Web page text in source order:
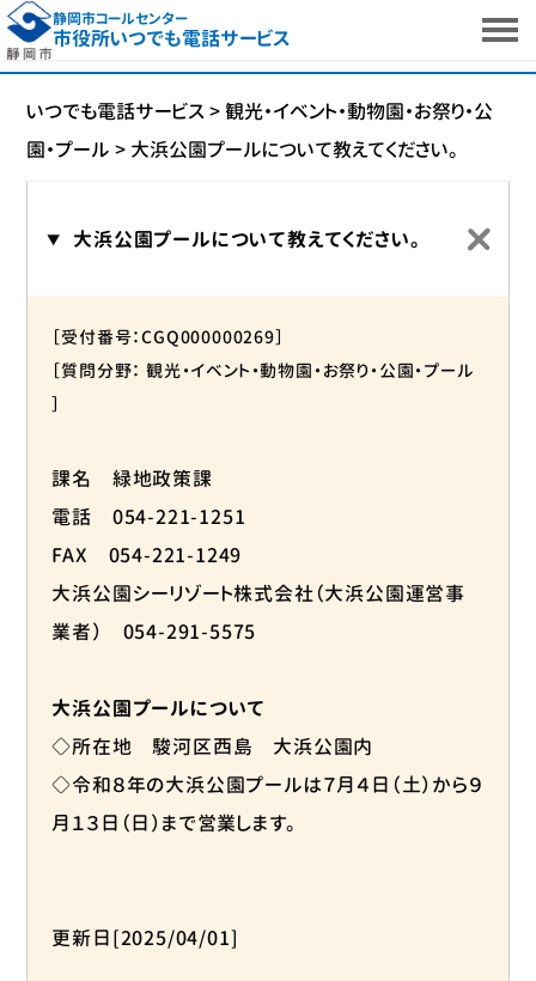
静岡市コールセンター
市役所いつでも電話サービス
いつでも電話サービス>観光・イベント・動物園・お祭り・公
園・プール > 大浜公園プールについて教えてください。
大浜公園プールについて教えてください。
［受付番号：CGQ000000269］
［質問分野： 観光・イベント・動物園・お祭り・公園・プール
］
課名 緑地政策課
電話 054-221-1251
FAX 054-221-1249
大浜公園シーリゾート株式会社（大浜公園運営事
業者） 054-291-5575
大浜公園プールについて
◇所在地 駿河区西島 大浜公園内
◇令和８年の大浜公園プールは７月４日（土）から９
月１３日（日）まで営業します。
更新日[2025/04/01]